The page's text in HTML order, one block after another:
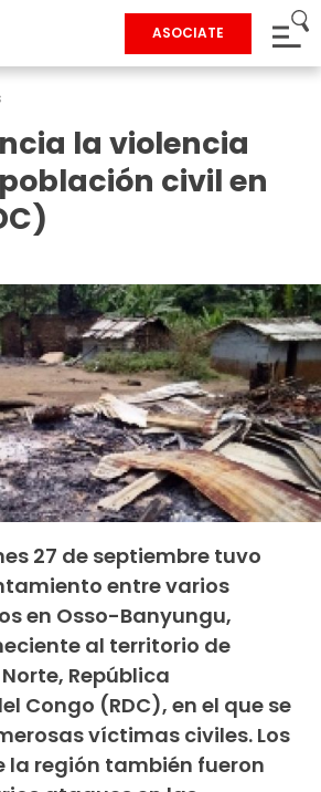
ASOCIATE
la violencia
civil en
27 de septiembre tuvo
entre varios
en Osso-Banyungu,
al territorio de
República
Congo (RDC), en el que se
víctimas civiles. Los
la región también fueron